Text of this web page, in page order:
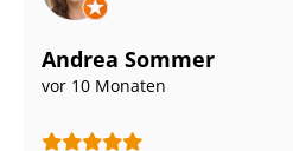
Andrea Sommer
vor 10 Monaten